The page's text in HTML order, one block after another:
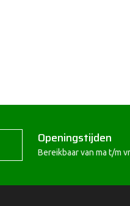
Openingstijden
Bereikbaar van ma t/m